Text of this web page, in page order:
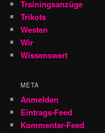
Trainingsanzüge
Trikots
Westen
Wir
Wissenswert
META
Anmelden
Eintrags-Feed
Kommentar-Feed